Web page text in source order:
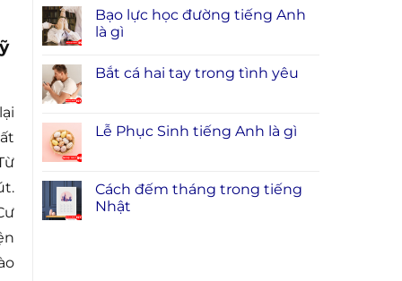
Bạo lực học đường tiếng Anh
là gì
Bắt cá hai tay trong tình yêu
Lễ Phục Sinh tiếng Anh là gì
Cách đếm tháng trong tiếng
Nhật